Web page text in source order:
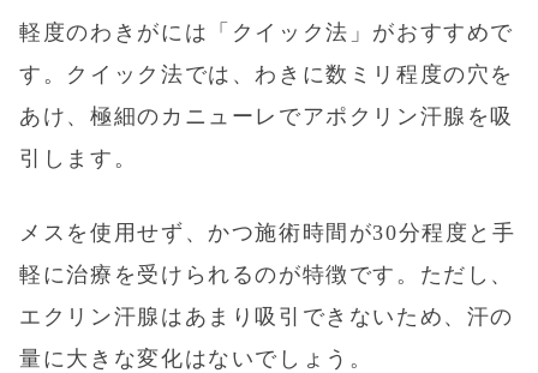
軽度のわきがには「 クイック法 」がおすすめで
す。 クイック法では、わきに数ミリ程度の穴を
あけ、極細のカニューレでアポクリン汗腺を吸
引します。
メスを使用せず、かつ施術時間が30分程度と手
軽に治療を受けられるのが特徴です。ただし、
エクリン汗腺はあまり吸引できないため、汗の
量に大きな変化はないでしょう。